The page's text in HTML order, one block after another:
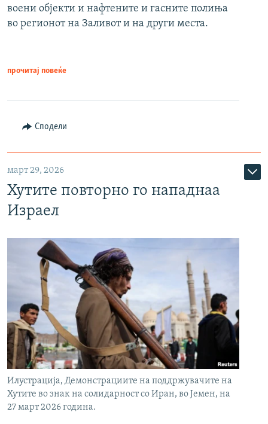
воени објекти и нафтените и гасните полиња
во регионот на Заливот и на други места.
прочитај повеќе
Сподели
март 29, 2026
Хутите повторно го нападнаа
Израел
Илустрација, Демонстрациите на поддржувачите на
Хутите во знак на солидарност со Иран, во Јемен, на
27 март 2026 година.